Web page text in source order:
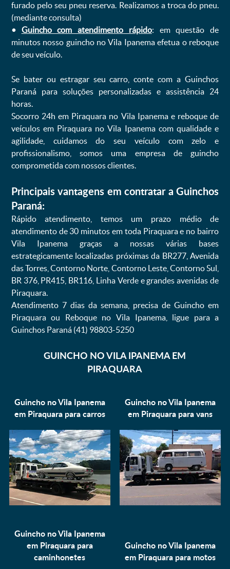
furado pelo seu pneu reserva. Realizamos a troca do pneu.
(mediante consulta)
• Guincho com atendimento rápido: em questão de
minutos nosso guincho no Vila Ipanema efetua o reboque
de seu veículo.
Se bater ou estragar seu carro, conte com a Guinchos
Paraná para soluções personalizadas e assistência 24
horas.
Socorro 24h em Piraquara no Vila Ipanema e reboque de
veículos em Piraquara no Vila Ipanema com qualidade e
agilidade, cuidamos do seu veículo com zelo e
profissionalismo, somos uma empresa de guincho
comprometida com nossos clientes.
Principais vantagens em contratar a Guinchos
Paraná:
Rápido atendimento, temos um prazo médio de
atendimento de 30 minutos em toda Piraquara e no bairro
Vila Ipanema graças a nossas várias bases
estrategicamente localizadas próximas da BR277, Avenida
das Torres, Contorno Norte, Contorno Leste, Contorno Sul,
BR 376, PR415, BR116, Linha Verde e grandes avenidas de
Piraquara.
Atendimento 7 dias da semana, precisa de Guincho em
Piraquara ou Reboque no Vila Ipanema, ligue para a
Guinchos Paraná (41) 98803-5250
GUINCHO NO VILA IPANEMA EM
PIRAQUARA
Guincho no Vila Ipanema
em Piraquara paracarros
Guincho no Vila Ipanema
em Piraquara paravans
Guincho no Vila Ipanema
em Piraquara para
caminhonetes
Guincho no Vila Ipanema
em Piraquara para motos